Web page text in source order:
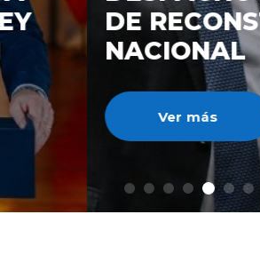
DE
NACIONAL
Ver más